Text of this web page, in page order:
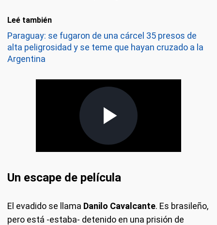
Leé también
Paraguay: se fugaron de una cárcel 35 presos de
alta peligrosidad y se teme que hayan cruzado a la
Argentina
Un escape de película
El evadido se llama Danilo Cavalcante. Es brasileño,
pero está -estaba- detenido en una prisión de